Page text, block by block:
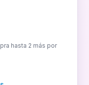
hasta 2 más por